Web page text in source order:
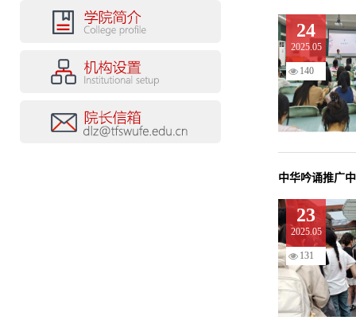
24
2025.05
140
中华吟诵推广
23
2025.05
131